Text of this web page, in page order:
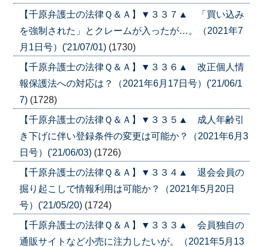
【千原弁護士の法律Ｑ＆Ａ】▼３３７▲ 「買い込み
を強制された」とクレームが入ったが…。（2021年7
月1日号）('21/07/01) (1730)
【千原弁護士の法律Ｑ＆Ａ】▼３３６▲ 改正個人情
報保護法への対応は？（2021年6月17日号）('21/06/1
7) (1728)
【千原弁護士の法律Ｑ＆Ａ】▼３３５▲ 成人年齢引
き下げに伴い登録条件の変更は可能か？（2021年6月3
日号）('21/06/03) (1726)
【千原弁護士の法律Ｑ＆Ａ】▼３３４▲ 退会会員の
掘り起こしで情報利用は可能か？（2021年5月20日
号）('21/05/20) (1724)
【千原弁護士の法律Ｑ＆Ａ】▼３３３▲ 会員独自の
通販サイトなど小売に注力したいが。（2021年5月13